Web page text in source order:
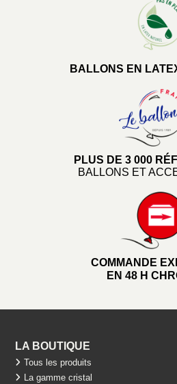
BALLONS EN
PLUS DE 3 000
BALLONS ET
COMMANDE
EN 48 H
LA BOUTIQUE
Tous les produits
La gamme cristal